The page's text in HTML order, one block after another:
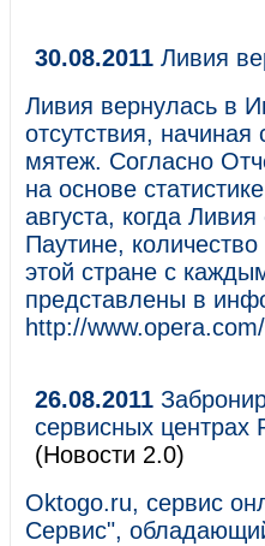
30.08.2011 Ливия
Ливия вернулась в
отсутствия,
мятеж. Согласно
на основе
августа, когда
Паутине,
этой стране с
представлены в
http://
26.08.2011
сервисных
(Новости 2.0)
Oktogo.ru, сервис
Сервис",